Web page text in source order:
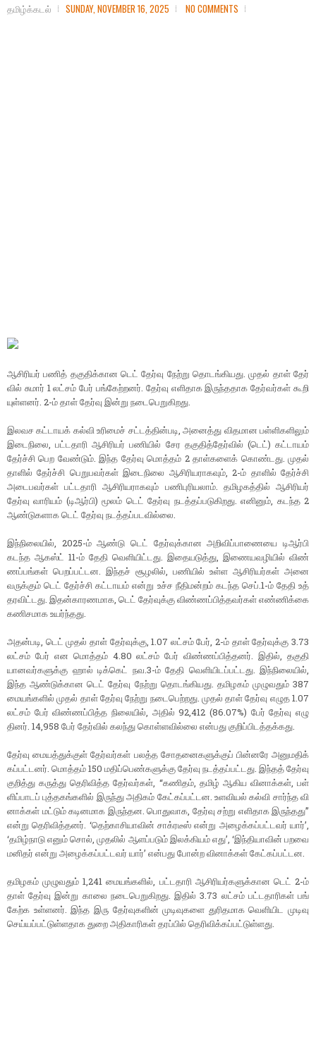
தமிழ்க்கடல் SUNDAY, NOVEMBER 16, 2025 NO COMMENTS
ஆசிரியர் பணித் தகுதிக்​கான டெட் தேர்வு நேற்று தொடங்​கியது. முதல் தாள் தேர்​
வில் சுமார் 1 லட்​சம் பேர் பங்​கேற்​றனர். தேர்வு எளி​தாக இருந்​த​தாக தேர்​வர்​கள் கூறி​
யுள்​ளனர். 2-ம் தாள் தேர்வு இன்று நடை​பெறுகிறது.
இலவச கட்​டாயக் கல்வி உரிமைச் சட்​டத்​தின்​படி, அனைத்து வித​மான பள்​ளி​களி​லும்
இடைநிலை, பட்​ட​தாரி ஆசிரியர் பணி​யில் சேர தகு​தித்தேர்​வில் (டெட்) கட்​டா​யம்
தேர்ச்சி பெற வேண்​டும். இந்த தேர்வு மொத்​தம் 2 தாள்​களைக் கொண்​டது. முதல்
தாளில் தேர்ச்சி பெறு​பவர்​கள் இடைநிலை ஆசிரிய​ராக​வும், 2-ம் தாளில் தேர்ச்சி
அடைபவர்​கள் பட்​ட​தாரி ஆசிரிய​ராக​வும் பணிபுரிய​லாம். தமிழகத்​தில் ஆசிரியர்
தேர்வு வாரி​யம் (டிஆர்​பி) மூலம் டெட் தேர்வு நடத்​தப்​படு​கிறது. எனினும், கடந்த 2
ஆண்​டுகளாக டெட் தேர்வு நடத்​தப்​பட​வில்​லை.
இந்​நிலை​யில், 2025-ம் ஆண்டு டெட் தேர்​வுக்​கான அறி​விப்​பாணையை டிஆர்பி
கடந்த ஆகஸ்ட் 11-ம் தேதி வெளி​யிட்​டது. இதையடுத்​து, இணை​ய​வழி​யில் விண்​
ணப்​பங்​கள் பெறப்​பட்​டன. இந்தச் சூழலில், பணி​யில் உள்ள ஆசிரியர்​கள் அனை​
வருக்​கும் டெட் தேர்ச்சி கட்​டா​யம் என்று உச்ச நீதி​மன்​றம் கடந்த செப்​.1-ம் தேதி உத்​
தர​விட்​டது. இதன்​காரண​மாக, டெட் தேர்​வுக்கு விண்​ணப்​பித்​தவர்​கள் எண்​ணிக்கை
கணிச​மாக உயர்ந்​தது.
அதன்​படி, டெட் முதல் தாள் தேர்​வுக்​கு, 1.07 லட்​சம் பேர், 2-ம் தாள் தேர்​வுக்கு 3.73
லட்​சம் பேர் என மொத்​தம் 4.80 லட்​சம் பேர் விண்​ணப்​பித்​தனர். இதில், தகு​தி​
யானவர்​களுக்கு ஹால் டிக்​கெட் நவ.3-ம் தேதி வெளி​யிடப்​பட்​டது. இந்​நிலை​யில்,
இந்த ஆண்​டுக்​கான டெட் தேர்வு நேற்று தொடங்​கியது. தமிழகம் முழு​வதும் 387
மையங்​களில் முதல் தாள் தேர்வு நேற்று நடை​பெற்​றது. முதல் தாள் தேர்வு எழுத 1.07
லட்​சம் பேர் விண்​ணப்​பித்த நிலை​யில், அதில் 92,412 (86.07%) பேர் தேர்வு எழு​
தினர். 14,958 பேர் தேர்​வில் கலந்து கொள்​ள​வில்லை என்​பது குறிப்​பிடத்​தக்​கது.
தேர்வு மையத்​துக்​குள் தேர்​வர்​கள் பலத்த சோதனை​களுக்​குப் பின்​னரே அனு​ம​திக்​
கப்​பட்​டனர். மொத்​தம் 150 மதிப்​பெண்​களுக்கு தேர்வு நடத்​தப்​பட்​டது. இந்தத் தேர்வு
குறித்து கருத்து தெரிவித்த தேர்வர்கள், ‘‘கணிதம், தமிழ் ஆகிய வி​னாக்​கள், பள்​
ளிப்பாடப் புத்​தகங்​களில் இருந்து அதி​கம் கேட்​கப்​பட்​டன. உளவியல் கல்வி சார்ந்த வி​
னாக்கள் மட்​டும் கடின​மாக இருந்தன. பொது​வாக, தேர்வு சற்று எளி​தாக இருந்​தது’’
என்று தெரிவித்தனர். ‘தெற்​காசி​யா​வின் சாக்​ரடீஸ் என்று அழைக்​கப்​பட்​ட​வர் யார்’,
‘தமிழ்​நாடு எனும் சொல், முதலில் ஆளப்​படும் இலக்​கியம் எது’, ‘இந்​தி​யா​வின் பறவை
மனிதர் என்று அழைக்​கப்​பட்​ட​வர் யார்’ என்பது போன்ற வி​னாக்​கள் கேட்​கப்​பட்​டன.
தமிழகம் முழு​வதும் 1,241 மையங்​களில், பட்​ட​தாரி ஆசிரியர்​களுக்​கான டெட் 2-ம்
தாள் தேர்வு இன்று காலை நடை​பெறுகிறது. இதில் 3.73 லட்​சம் பட்​ட​தா​ரி​கள்​ பங்​
கேற்​க உள்​ளனர்​. இந்​த இரு தேர்​வு​களின்​ முடிவு​களை துரித​மாக வெளி​யிட முடிவு
செய்​யப்​பட்​டுள்​ள​தாக துறை அதி​காரி​கள்​ தரப்பில் தெரி​விக்கப்பட்டுள்ளது.